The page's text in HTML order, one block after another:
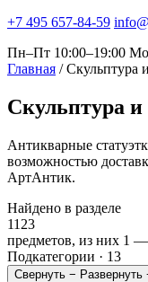
+7 495 657-84-59
Пн–Пт 10:00–19:00
Главная / Скульптура
Скульптура и
Антикварные
возможностью
АртАнтик.
Найдено в разделе
1123
предметов, из них 1 —
Подкатегории · 13
Свернуть − Развернуть